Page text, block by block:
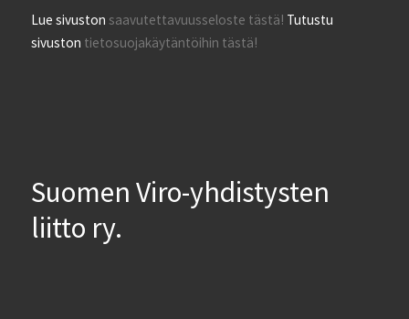
Lue sivustonsaavutettavuusseloste tästä! Tutustu
sivuston tietosuojakäytäntöihin tästä!
Suomen Viro-yhdistysten
liitto ry.